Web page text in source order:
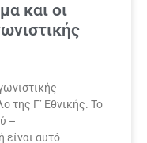
και οι
της Γ’ Εθνικής. Το
–
είναι αυτό